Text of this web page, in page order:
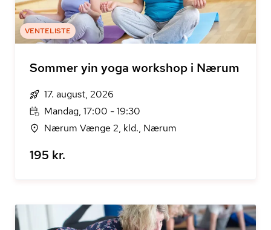
VENTELISTE
Sommer yin yoga workshop i Nærum
17. august, 2026
Mandag, 17:00 - 19:30
Nærum Vænge 2, kld., Nærum
195 kr.